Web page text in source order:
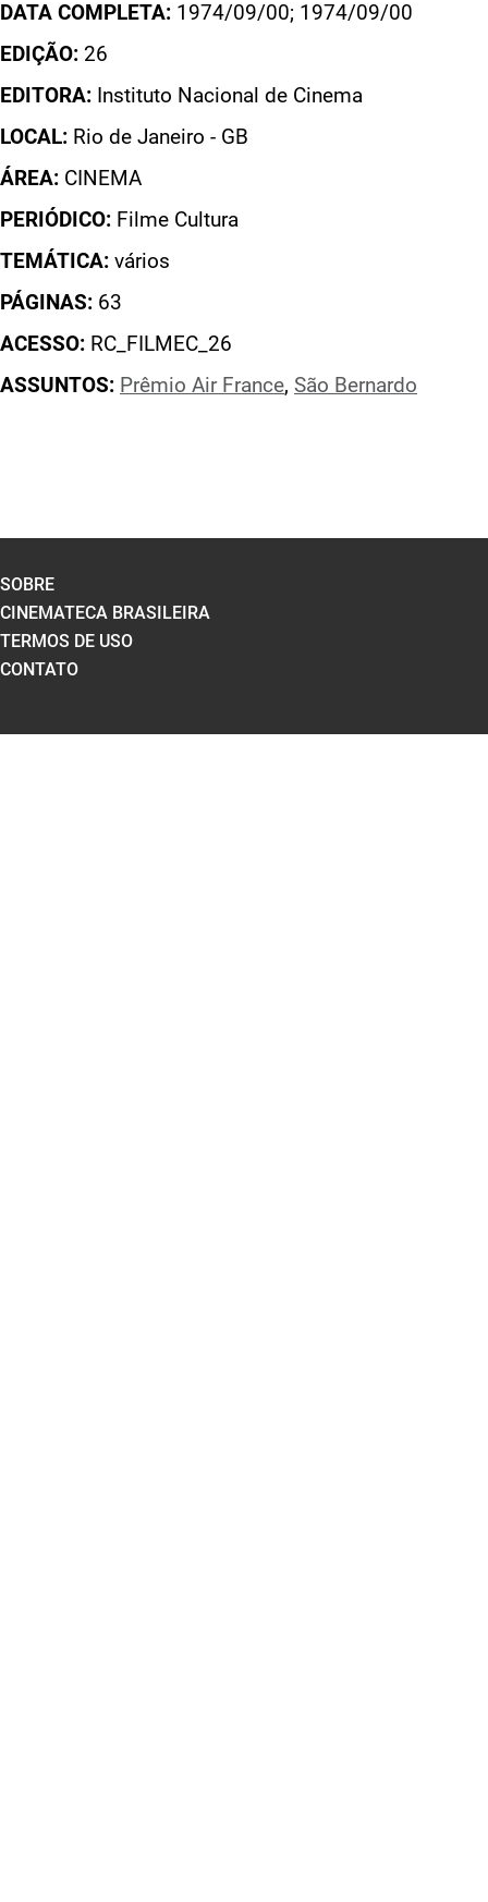
DATA COMPLETA: 1974/09/00; 1974/09/00
EDIÇÃO: 26
EDITORA: Instituto Nacional de Cinema
LOCAL: Rio de Janeiro - GB
ÁREA: CINEMA
PERIÓDICO: Filme Cultura
TEMÁTICA: vários
PÁGINAS: 63
ACESSO: RC_FILMEC_26
ASSUNTOS: Prêmio Air France, São Bernardo
SOBRE
CINEMATECA BRASILEIRA
TERMOS DE USO
CONTATO